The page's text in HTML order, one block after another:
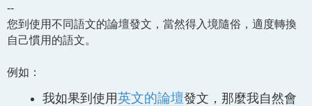
--
您到使用不同語文的論壇發文，當然得入境隨俗，適度轉換
自己慣用的語文。
例如：
我如果到使用英文的論壇發文，那麼我自然會